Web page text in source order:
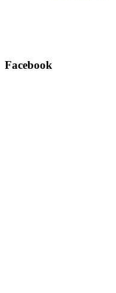
Facebook